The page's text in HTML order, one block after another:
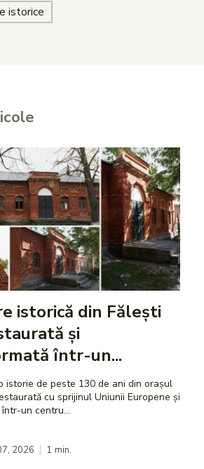
istorice
istorică din Fălești
și
într-un...
istorie de peste 130 de ani din orașul
cu sprijinul Uniunii Europene și
un centru...
2026 1 min.